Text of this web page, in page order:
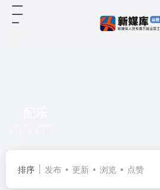
排序 发布 更新 浏览 点赞